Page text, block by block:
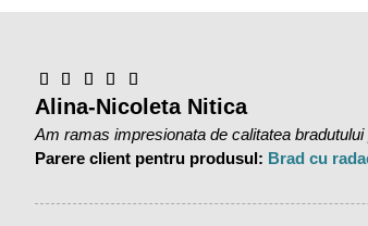
Alina-Nicoleta Nitica
Am ramas impresionata de calitatea
Parere client pentru produsul: Brad cu